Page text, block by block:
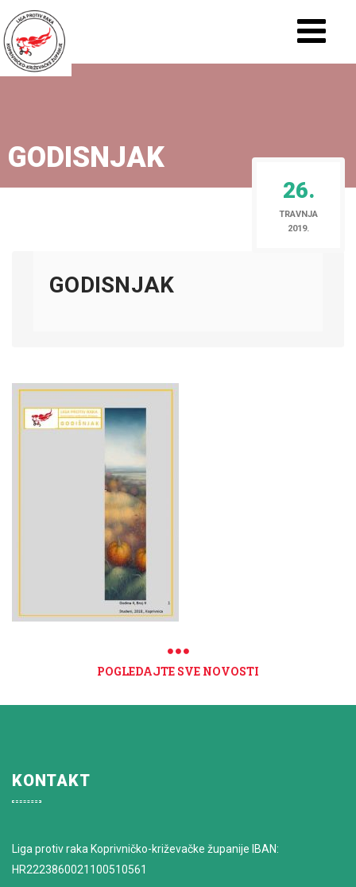
GODISNJAK
26.
TRAVNJA
2019.
GODISNJAK
POGLEDAJTE SVE NOVOSTI
KONTAKT
Liga protiv raka Koprivničko-križevačke županije IBAN:
HR2223860021100510561